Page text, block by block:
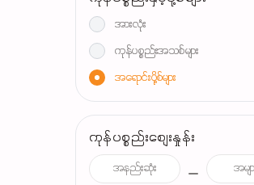
အားလုံး
ကုန်ပစ္စည်းအသစ်များ
အရောင်းပို့စ်များ
ကုန်ပစ္စည်းစျေးနှုန်း